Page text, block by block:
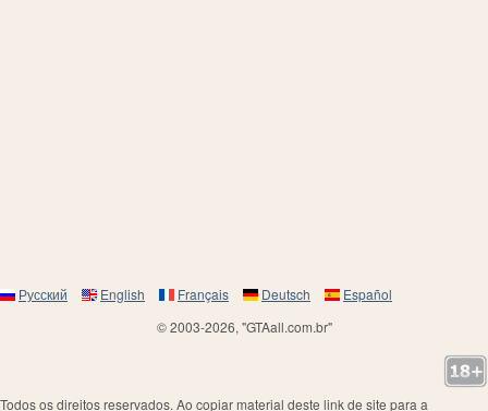
Русский English Français Deutsch
Español
© 2003-2026, "GTAall.com.br"
Todos os direitos reservados. Ao copiar material deste link de site para a